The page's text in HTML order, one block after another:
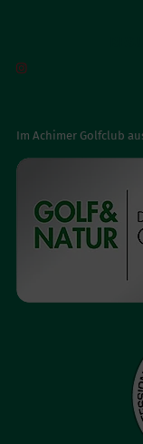

Im Achimer Golfclub